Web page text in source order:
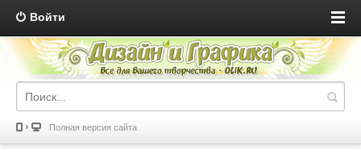
Войти
Полная версия сайта